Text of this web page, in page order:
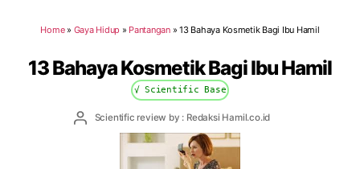
Home» Gaya Hidup » Pantangan»13 Bahaya Kosmetik Bagi Ibu Hamil
13 Bahaya Kosmetik Bagi Ibu Hamil
√ Scientific Base
PostScientific review by : Redaksi Hamil.co.id